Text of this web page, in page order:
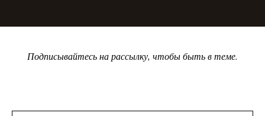
Подписывайтесь на рассылку, чтобы быть в теме.